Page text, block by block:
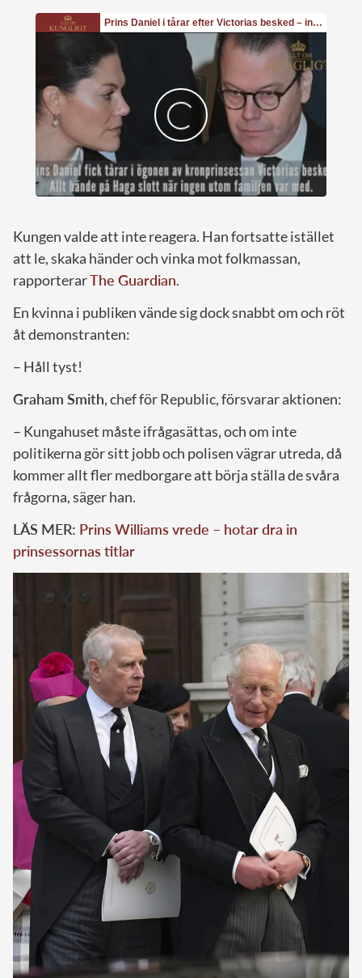
Kungen valde att inte reagera. Han fortsatte istället
att le, skaka händer och vinka mot folkmassan,
rapporterarThe Guardian.
En kvinna i publiken vände sig dock snabbt om och röt
åt demonstranten:
– Håll tyst!
Graham Smith, chef för Republic, försvarar aktionen:
– Kungahuset måste ifrågasättas, och om inte
politikerna gör sitt jobb och polisen vägrar utreda, då
kommer allt fler medborgare att börja ställa de svåra
frågorna, säger han.
LÄS MER: Prins Williams vrede – hotar dra in
prinsessornas titlar